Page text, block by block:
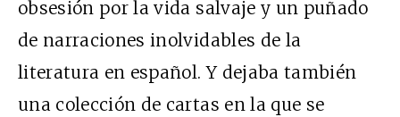
obsesión por la vida salvaje y un puñado
de narraciones inolvidables de la
literatura en español. Y dejaba también
una colección de cartas en la que se